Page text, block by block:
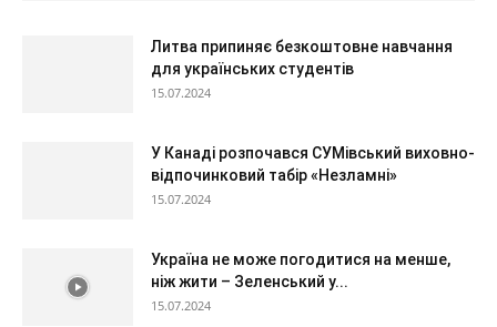
Литва припиняє безкоштовне навчання
для українських студентів
15.07.2024
У Канаді розпочався СУМівський виховно-
відпочинковий табір «Незламні»
15.07.2024
Україна не може погодитися на менше,
ніж жити – Зеленський у...
15.07.2024